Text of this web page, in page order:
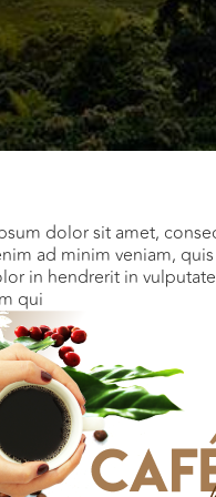
dolor sit amet,
ad minim veniam,
in hendrerit in
qui